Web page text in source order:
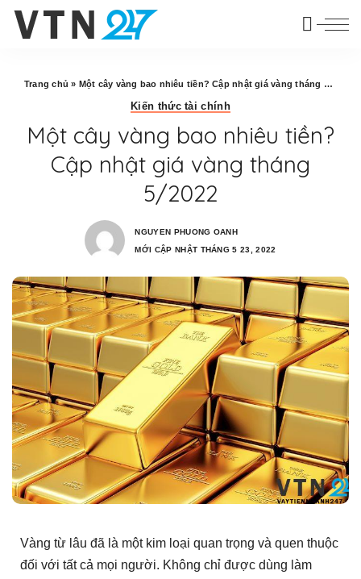
Trang chủ » Một cây vàng bao nhiêu tiền? Cập nhật giá vàng tháng 5/2022
Kiến thức tài chính
Một cây vàng bao nhiêu tiền?
Cập nhật giá vàng tháng
5/2022
NGUYEN PHUONG OANH
MỚI CẬP NHẬT THÁNG 5 23, 2022
Vàng từ lâu đã là một kim loại quan trọng và quen thuộc
đối với tất cả mọi người. Không chỉ được dùng làm